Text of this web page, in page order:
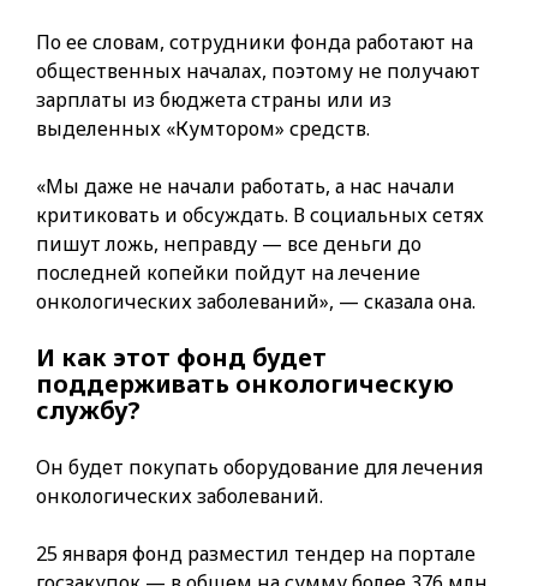
По ее словам, сотрудники фонда работают на
общественных началах, поэтому не получают
зарплаты из бюджета страны или из
выделенных «Кумтором» средств.
«Мы даже не начали работать, а нас начали
критиковать и обсуждать. В социальных сетях
пишут ложь, неправду — все деньги до
последней копейки пойдут на лечение
онкологических заболеваний», — сказала она.
И как этот фонд будет
поддерживать онкологическую
службу?
Он будет покупать оборудование для лечения
онкологических заболеваний.
25 января фонд разместил тендер на портале